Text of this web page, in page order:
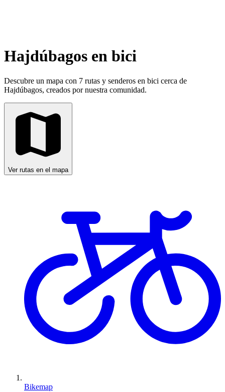
Hajdúbagos en bici
Descubre un mapa con 7 rutas y senderos en bici cerca de
Hajdúbagos, creados por nuestra comunidad.
Ver rutas en el mapa
Bikemap